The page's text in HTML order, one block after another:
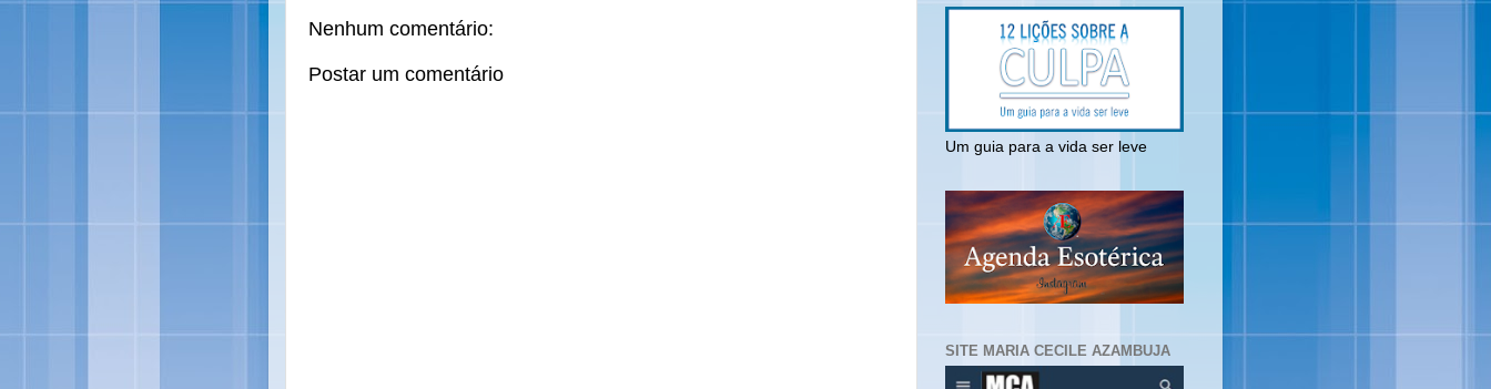
Nenhum comentário:
Postar um comentário
Um guia para a vida ser leve
SITE MARIA CECILE AZAMBUJA